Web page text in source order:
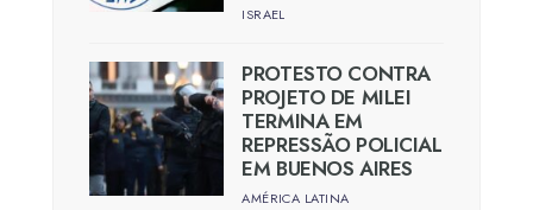
ISRAEL
PROTESTO CONTRA
PROJETO DE MILEI
TERMINA EM
REPRESSÃO POLICIAL
EM BUENOS AIRES
AMÉRICA LATINA